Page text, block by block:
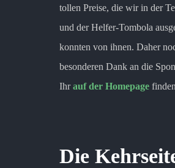
tollen Preise, die wir in der
und der Helfer-Tombola
konnten von ihnen. Daher
besonderen Dank an die
Ihrauf der Homepage
Die